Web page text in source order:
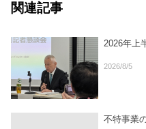
関連記事
2026年上
2026/8/5
不特事業